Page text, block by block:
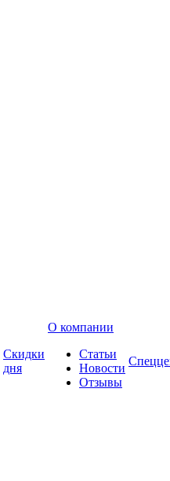
Скидки
дня
О компании
Статьи
Новости
Отзывы